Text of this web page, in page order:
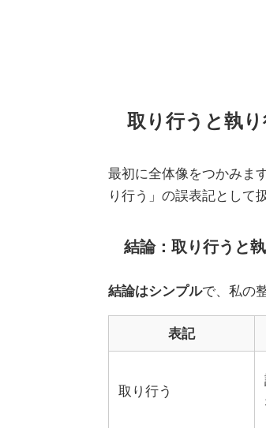
取り行うと執
最初に全体像をつかみま
り行う」の誤表記として
結論：取り行うと
結論はシンプルで、私の
表記
取り行う